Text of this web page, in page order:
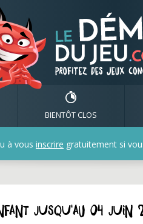
BIENTÔT CLOS
à vous inscrire gratuitement si
enfant jusqu'au 04 juin